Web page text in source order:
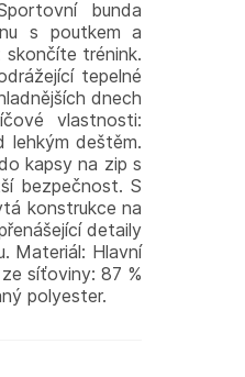
bunda
s poutkem a
trénink.
tepelné
dnech
vlastnosti:
lehkým deštěm.
kapsy na zip s
bezpečnost. S
konstrukce na
detaily
Materiál: Hlavní
síťoviny: 87 %
polyester.